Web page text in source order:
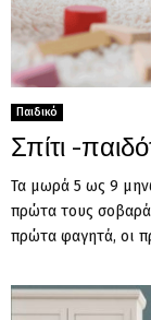
Παιδικό
Σπίτι -
Τα μωρά 5 ως 9
πρώτα τους σοβαρά
πρώτα φαγητά, οι